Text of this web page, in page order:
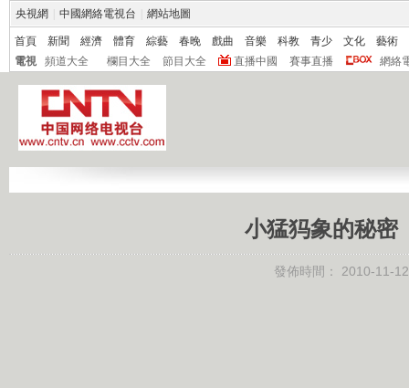
央視網 中國網絡電視台 網站地圖
首頁 新聞 經濟 體育 綜藝 春晚 戲曲 音樂 科教 青少 文化
藝術
電視
頻道大全 欄目大全 節目大全 直播中國 賽事直播 網絡
小猛犸象的秘密
發佈時間： 2010-11-